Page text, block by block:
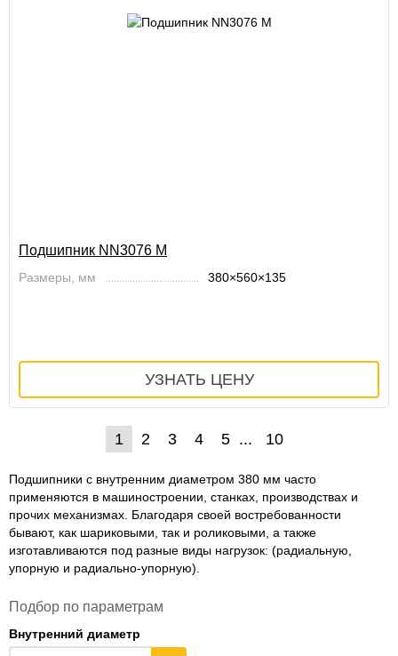
Подшипник NN3076 M
Размеры, мм 380×560×135
1 2 3 4 5 10
Подшипники с внутренним диаметром 380 мм часто
применяются в машиностроении, станках, производствах и
прочих механизмах. Благодаря своей востребованности
бывают, как шариковыми, так и роликовыми, а также
изготавливаются под разные виды нагрузок: (радиальную,
упорную и радиально-упорную).
Подбор по параметрам
Внутренний диаметр